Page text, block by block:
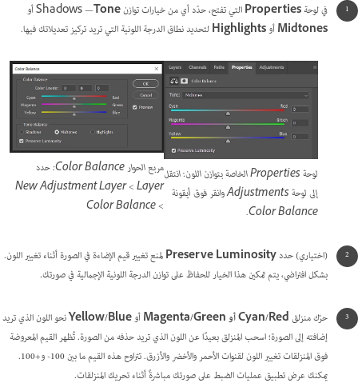
في لوحةPropertiesالتي تفتح، حدّد أي من خيارات توازنTone— ‏Shadows أو
MidtonesأوHighlightsلتحديد نطاق الدرجة اللونية التي تريد تركيز تعديلاتك فيها.
لوحة Properties الخاصة بتوازن اللون: انتقل
إلى لوحة Adjustments وانقر فوق أيقونة
Color Balance.
مربع الحوار Color Balance: حدد
Layer >‏ New Adjustment Layer
>‏ Color Balance
(اختياري) حددPreserve Luminosityلمنع تغيير قيم الإضاءة في الصورة أثناء تغيير اللون.
بشكل افتراضي، يتم تمكين هذا الخيار للحفاظ على توازن الدرجة اللونية الإجمالية في صورتك.
حرّك منزلقCyan/Red أو Magenta/Green أوYellow/Blueنحو اللون الذي تريد
إضافته إلى الصورة؛ اسحب المنزلق بعيدًا عن اللون الذي تريد حذفه من الصورة. تُظهر القيم المعروضة
فوق المنزلقات تغيير اللون لقنوات الأحمر والأخضر والأزرق. تتراوح هذه القيم ما بين 100- و+100.
يمكنك عرض تطبيق عمليات الضبط على صورتك مباشرةً أثناء تحريك المنزلقات.